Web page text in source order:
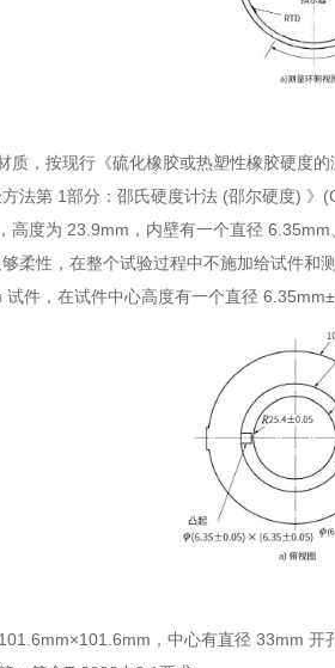
质，按现行《硫化橡胶或热塑性橡胶硬度
法第 1部分：邵氏硬度计法 (邵尔硬度)
高度为 23.9mm，内壁有一个直径
柔性，在整个试验过程中不施加给试件
件，在试件中心高度有一个直径
，中心有直径 33mm 开